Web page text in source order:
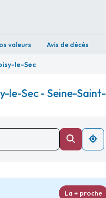
valeurs Avis de décès
le-Sec
le-Sec - Seine-Saint-
La + proche